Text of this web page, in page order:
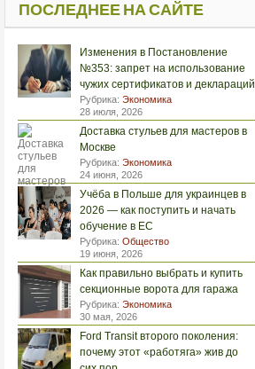
ПОСЛЕДНЕЕ НА САЙТЕ
Изменения в Постановление
№353: запрет на использование
чужих сертификатов и деклараций
Рубрика: Экономика
28 июля, 2026
Доставка стульев для мастеров в
Москве
Рубрика: Экономика
24 июня, 2026
Учёба в Польше для украинцев в
2026 — как поступить и начать
обучение в ЕС
Рубрика: Общество
19 июня, 2026
Как правильно выбрать и купить
секционные ворота для гаража
Рубрика: Экономика
30 мая, 2026
Ford Transit второго поколения:
почему этот «работяга» жив до